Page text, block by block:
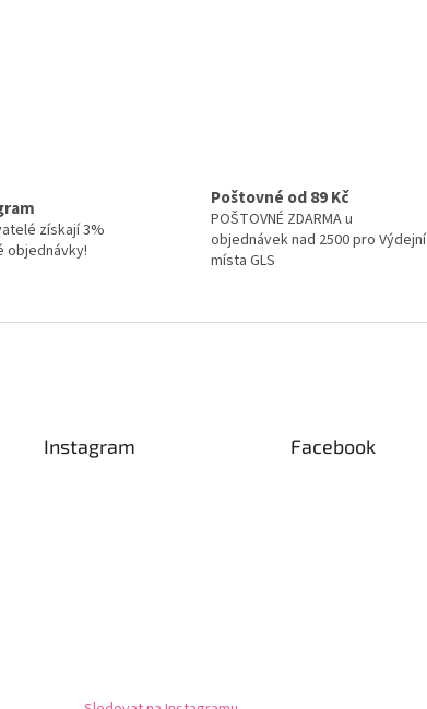
získají 3%
objednávky!
Poštovné od 89 Kč
POŠTOVNÉ ZDARMA u
objednávek nad 2500 pro Výdejní
místa GLS
Instagram Facebook